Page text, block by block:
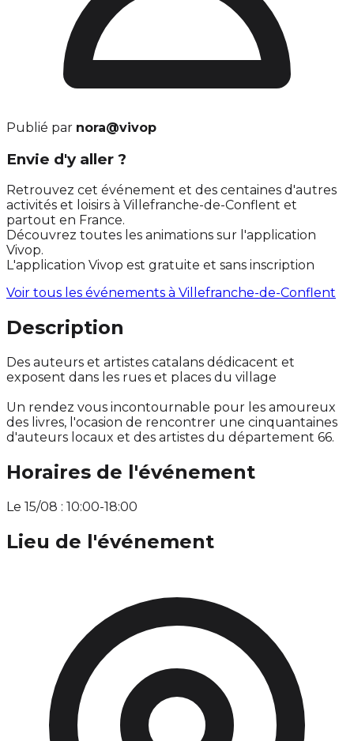
Publié par nora@vivop
Envie d'y aller ?
Retrouvez cet événement et des centaines d'autres
activités et loisirs à Villefranche-de-Conflent et
partout en France.
Découvrez toutes les animations sur l'application
Vivop.
L'application Vivop est gratuite et sans inscription
Voir tous les événements à Villefranche-de-Conflent
Description
Des auteurs et artistes catalans dédicacent et
exposent dans les rues et places du village
Un rendez vous incontournable pour les amoureux
des livres, l'ocasion de rencontrer une cinquantaines
d'auteurs locaux et des artistes du département 66.
Horaires de l'événement
Le 15/08 : 10:00-18:00
Lieu de l'événement